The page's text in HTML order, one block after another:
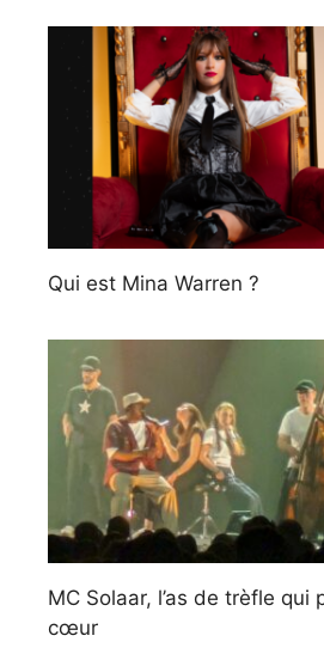
Qui est Mina Warren ?
MC Solaar, l’as de trèfle qui
cœur